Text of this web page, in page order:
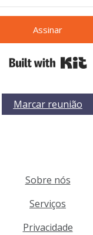
Assinar
Marcar reunião
Sobre nós
Serviços
Privacidade